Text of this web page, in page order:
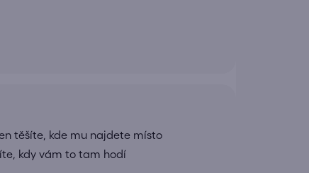
těšíte, kde mu najdete místo
kdy vám to tam hodí